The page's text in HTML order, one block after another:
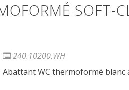
SOFT-
240.10200.WH
Abattant WC thermoformé blanc